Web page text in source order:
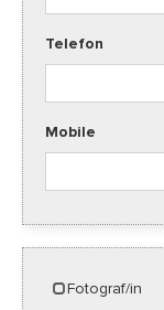
Telefon
Mobile
Fotograf/in